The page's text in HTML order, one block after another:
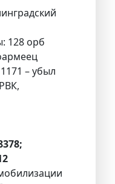
128 орб
– убыл